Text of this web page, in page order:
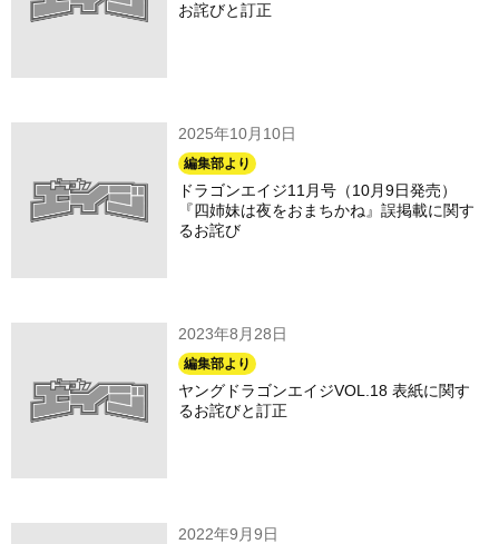
お詫びと訂正
2025年10月10日
編集部より
ドラゴンエイジ11月号（10月9日発売）
『四姉妹は夜をおまちかね』誤掲載に関す
るお詫び
2023年8月28日
編集部より
ヤングドラゴンエイジVOL.18 表紙に関す
るお詫びと訂正
2022年9月9日